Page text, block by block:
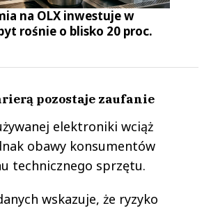
na OLX inwestuje w
rośnie o blisko 20 proc.
pozostaje zaufanie
elektroniki wciąż
obawy konsumentów
technicznego sprzętu.
wskazuje, że ryzyko